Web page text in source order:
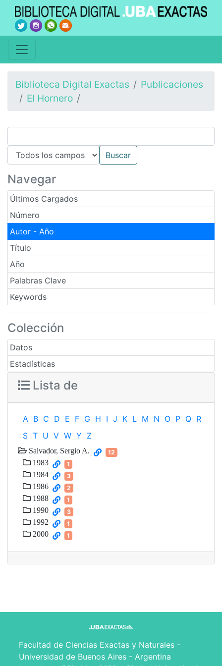
Biblioteca Digital Exactas
Publicaciones
El Hornero
Navegar
Últimos Cargados
Número
Autor - Año
Título
Año
Palabras Clave
Keywords
Colección
Datos
Estadísticas
Lista de
A B C D E F G H I J K L M N O P Q R
S T U V W Y Z
Salvador, Sergio A. 12
1983 1
1984 3
1986 2
1988 1
1990 3
1992 1
2000 1
Facultad de Ciencias Exactas y Naturales -
Universidad de Buenos Aires - Argentina